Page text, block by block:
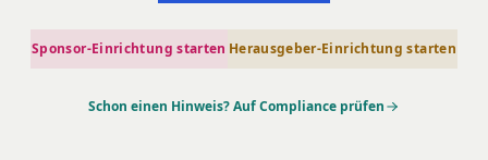
Sponsor-Einrichtung starten Herausgeber-Einrichtung starten
Schon einen Hinweis? Auf Compliance prüfen